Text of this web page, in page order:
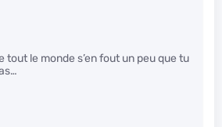
tout le monde s’en fout un peu que tu